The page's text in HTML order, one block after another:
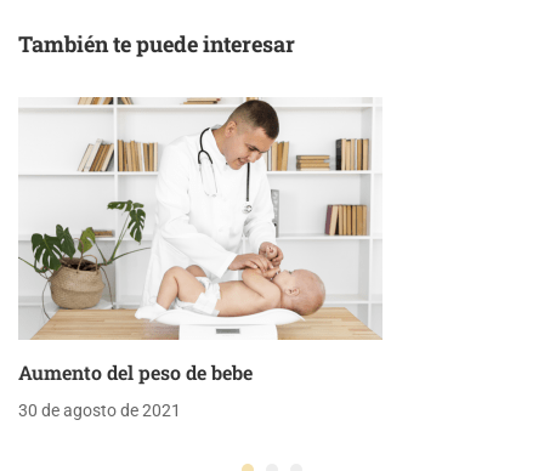
También te puede interesar
Aumento del peso de bebe
30 de agosto de 2021